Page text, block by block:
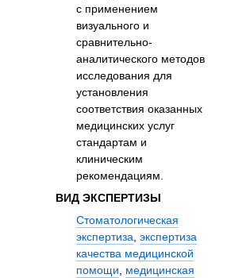
с применением
визуального и
сравнительно-
аналитического методов
исследования для
установления
соответствия оказанных
медицинских услуг
стандартам и
клиническим
рекомендациям.
ВИД ЭКСПЕРТИЗЫ
Стоматологическая
экспертиза ,экспертиза
качества медицинской
помощи медицинская